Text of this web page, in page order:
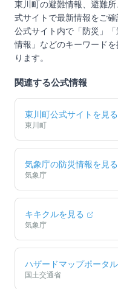
東川町の避難情報、避難所
式サイトで最新情報をご確
公式サイト内で「防災」
情報」などのキーワード
ります。
関連する公式情報
東川町公式サイトを見る
東川町
気象庁の防災情報を見る
気象庁
キキクルを見る
気象庁
ハザードマップポータ
国土交通省